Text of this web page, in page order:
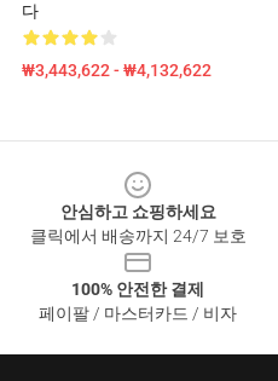
다
₩3,443,622 - ₩4,132,622
안심하고 쇼핑하세요
클릭에서 배송까지 24/7 보호
100% 안전한 결제
페이팔 / 마스터카드 / 비자